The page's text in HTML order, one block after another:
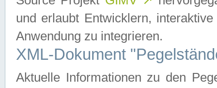
und erlaubt Entwicklern,
Anwendung zu integrieren.
XML-Dokument
Aktuelle Informationen zu den